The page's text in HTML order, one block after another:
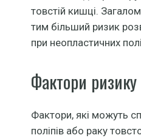
товстій кишці.
тим більший ризик
при неопластичних
Фактори ризику
Фактори, які можуть
поліпів або раку